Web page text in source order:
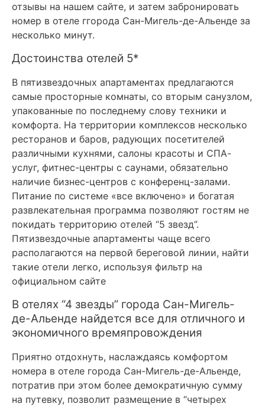
отзывы на нашем сайте, и затем забронировать
номер в отеле ггорода Сан-Мигель-де-Альенде за
несколько минут.
Достоинства отелей 5*
В пятизвездочных апартаментах предлагаются
самые просторные комнаты, со вторым санузлом,
упакованные по последнему слову техники и
комфорта. На территории комплексов несколько
ресторанов и баров, радующих посетителей
различными кухнями, салоны красоты и СПА-
услуг, фитнес-центры с саунами, обязательно
наличие бизнес-центров с конференц-залами.
Питание по системе «все включено» и богатая
развлекательная программа позволяют гостям не
покидать территорию отелей “5 звезд”.
Пятизвездочные апартаменты чаще всего
располагаются на первой береговой линии, найти
такие отели легко, используя фильтр на
официальном сайте
В отелях “4 звезды” города Сан-Мигель-
де-Альенде найдется все для отличного и
экономичного времяпровождения
Приятно отдохнуть, наслаждаясь комфортом
номера в отеле города Сан-Мигель-де-Альенде,
потратив при этом более демократичную сумму
на путевку, позволит размещение в “четырех